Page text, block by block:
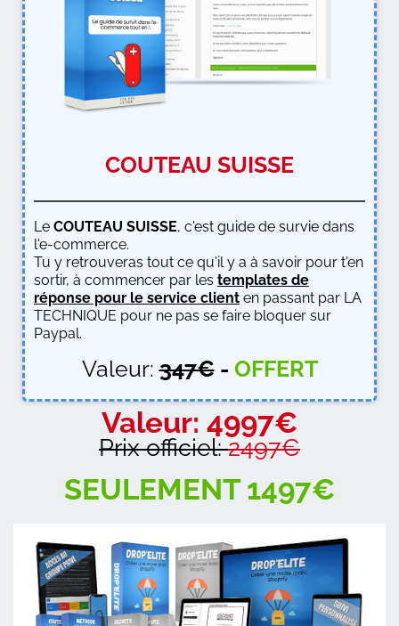
COUTEAU SUISSE
Le COUTEAU SUISSE, c'est guide de survie dans
l'e-commerce.
Tu y retrouveras tout ce qu'il y a à savoir pour t'en
sortir, à commencer par les templates de
réponse pour le service client en passant par LA
TECHNIQUE pour ne pas se faire bloquer sur
Paypal.
Valeur:347€- OFFERT
Valeur: 4997€
Prix officiel:2497€
SEULEMENT 1497€